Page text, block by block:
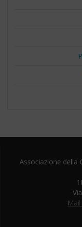
Associazione della